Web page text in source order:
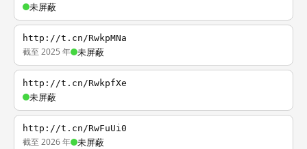
未屏蔽
http://t.cn/RwkpMNa
截至 2025 年 未屏蔽
http://t.cn/RwkpfXe
未屏蔽
http://t.cn/RwFuUi0
截至 2026 年 未屏蔽